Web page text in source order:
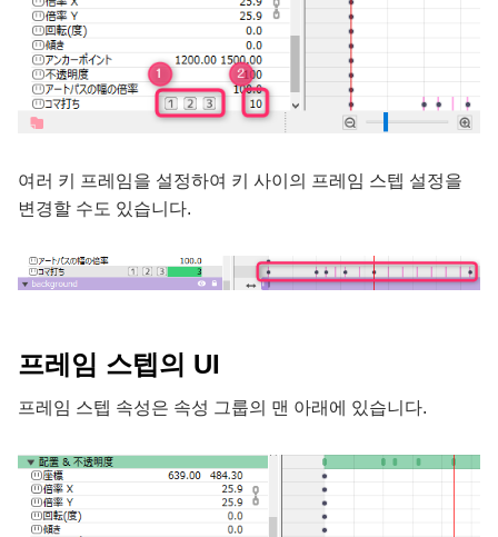
여러 키 프레임을 설정하여 키 사이의 프레임 스텝 설정을
변경할 수도 있습니다.
프레임 스텝의 UI
프레임 스텝 속성은 속성 그룹의 맨 아래에 있습니다.